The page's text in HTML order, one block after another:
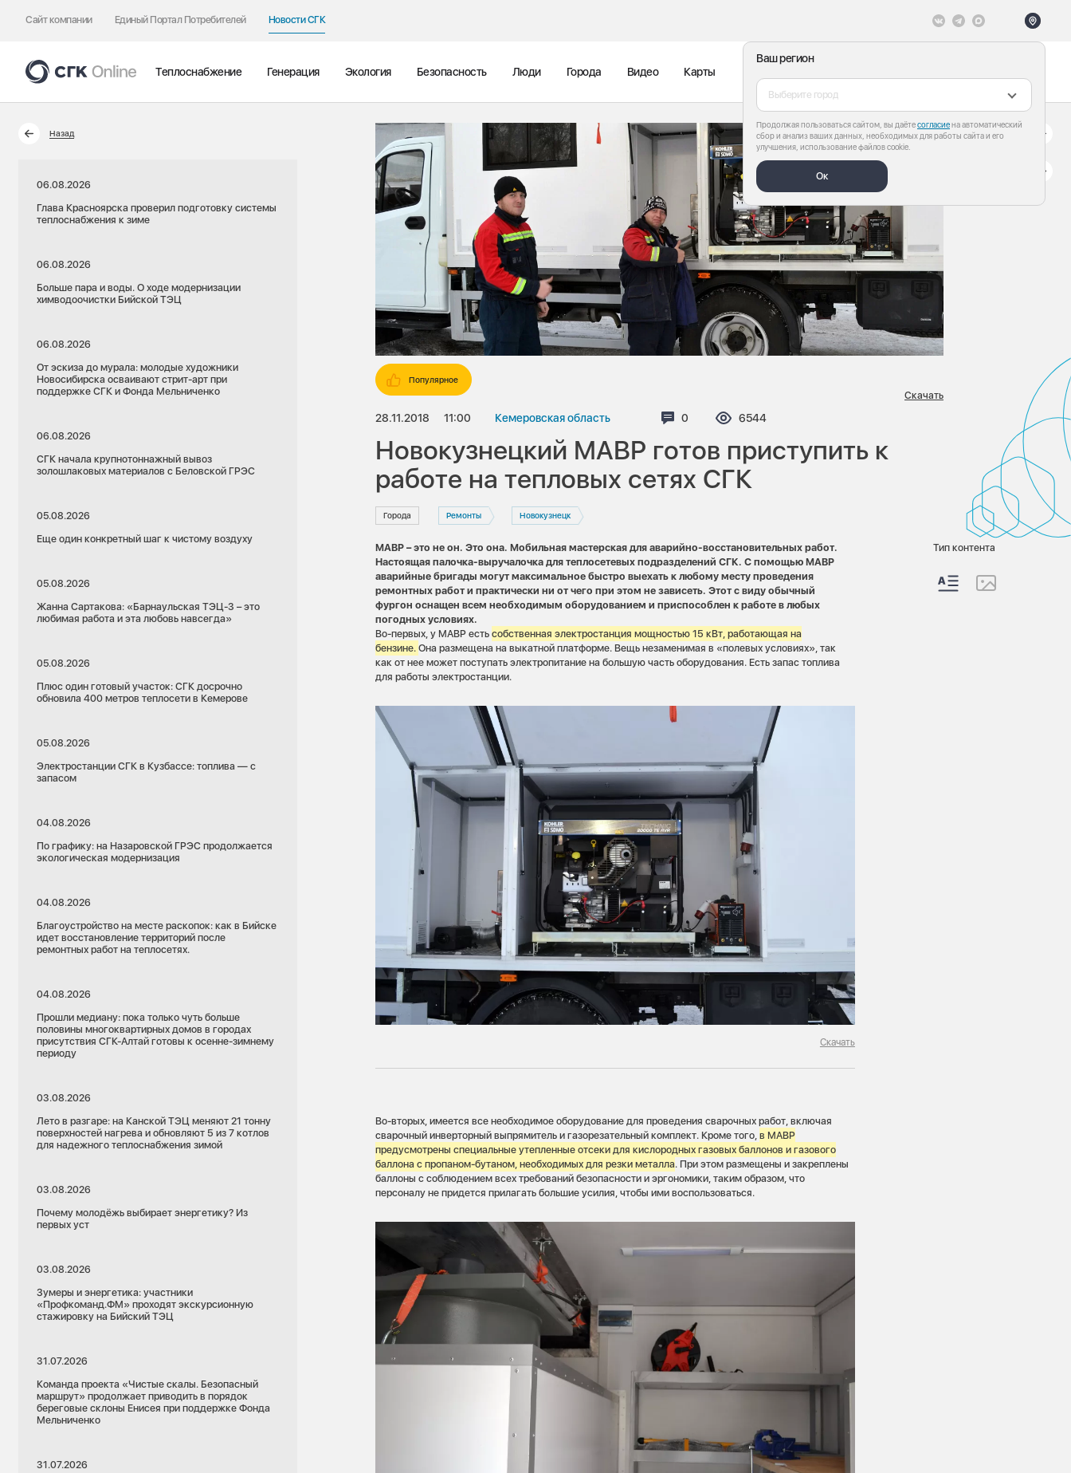
Сайт компании Единый Портал Потребителей Новости СГК
Ваш регион
Выберите город
Продолжая пользоваться сайтом, вы даётесогласиена автоматический
сбор и анализ ваших данных, необходимых для работы сайта и его
улучшения, использование файлов cookie.
Ок
Теплоснабжение Генерация Экология Безопасность Люди Города Видео Карты
Назад
06.08.2026
Глава Красноярска проверил подготовку системы
теплоснабжения к зиме
06.08.2026
Больше пара и воды. О ходе модернизации
химводоочистки Бийской ТЭЦ
06.08.2026
От эскиза до мурала: молодые художники
Новосибирска осваивают стрит-арт при
поддержке СГК и Фонда Мельниченко
06.08.2026
СГК начала крупнотоннажный вывоз
золошлаковых материалов с Беловской ГРЭС
05.08.2026
Еще один конкретный шаг к чистому воздуху
05.08.2026
Жанна Сартакова: «Барнаульская ТЭЦ-3 – это
любимая работа и эта любовь навсегда»
05.08.2026
Плюс один готовый участок: СГК досрочно
обновила 400 метров теплосети в Кемерове
05.08.2026
Электростанции СГК в Кузбассе: топлива — с
запасом
04.08.2026
По графику: на Назаровской ГРЭС продолжается
экологическая модернизация
04.08.2026
Благоустройство на месте раскопок: как в Бийске
идет восстановление территорий после
ремонтных работ на теплосетях.
04.08.2026
Прошли медиану: пока только чуть больше
половины многоквартирных домов в городах
присутствия СГК-Алтай готовы к осенне-зимнему
периоду
03.08.2026
Лето в разгаре: на Канской ТЭЦ меняют 21 тонну
поверхностей нагрева и обновляют 5 из 7 котлов
для надежного теплоснабжения зимой
03.08.2026
Почему молодёжь выбирает энергетику? Из
первых уст
03.08.2026
Зумеры и энергетика: участники
«Профкоманд.ФМ» проходят экскурсионную
стажировку на Бийский ТЭЦ
31.07.2026
Команда проекта «Чистые скалы. Безопасный
маршрут» продолжает приводить в порядок
береговые склоны Енисея при поддержке Фонда
Мельниченко
31.07.2026
Популярное
28.11.2018 11:00 Кемеровская область Комментариев:
0 Просмотров:
6544
Скачать
Новокузнецкий МАВР готов приступить к
работе на тепловых сетях СГК
Города Ремонты Новокузнецк
МАВР – это не он. Это она. Мобильная мастерская для аварийно-восстановительных работ.
Настоящая палочка-выручалочка для теплосетевых подразделений СГК. С помощью МАВР
аварийные бригады могут максимальное быстро выехать к любому месту проведения
ремонтных работ и практически ни от чего при этом не зависеть. Этот с виду обычный
фургон оснащен всем необходимым оборудованием и приспособлен к работе в любых
погодных условиях.
Во-первых, у МАВР естьсобственная электростанция мощностью 15 кВт, работающая на
бензине.Она размещена на выкатной платформе. Вещь незаменимая в «полевых условиях», так
как от нее может поступать электропитание на большую часть оборудования. Есть запас топлива
для работы электростанции.
Скачать
Во-вторых, имеется все необходимое оборудование для проведения сварочных работ, включая
сварочный инверторный выпрямитель и газорезательный комплект. Кроме того,в МАВР
предусмотрены специальные утепленные отсеки для кислородных газовых баллонов и газового
баллона с пропаном-бутаном, необходимых для резки металла. При этом размещены и закреплены
баллоны с соблюдением всех требований безопасности и эргономики, таким образом, что
персоналу не придется прилагать большие усилия, чтобы ими воспользоваться.
Тип контента